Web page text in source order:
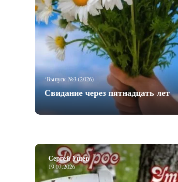
‘Выпуск №3 (2026)
Свидание через пятнадцать лет
Сергей Ущев
19.07.2026